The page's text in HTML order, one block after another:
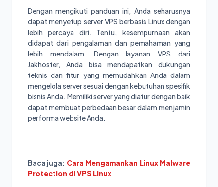
Dengan mengikuti panduan ini, Anda seharusnya
dapat menyetup server VPS berbasis Linux dengan
lebih percaya diri. Tentu, kesempurnaan akan
didapat dari pengalaman dan pemahaman yang
lebih mendalam. Dengan layanan VPS dari
Jakhoster, Anda bisa mendapatkan dukungan
teknis dan fitur yang memudahkan Anda dalam
mengelola server sesuai dengan kebutuhan spesifik
bisnis Anda. Memiliki server yang diatur dengan baik
dapat membuat perbedaan besar dalam menjamin
performa website Anda.
Baca juga: Cara Mengamankan Linux Malware
Protection di VPS Linux